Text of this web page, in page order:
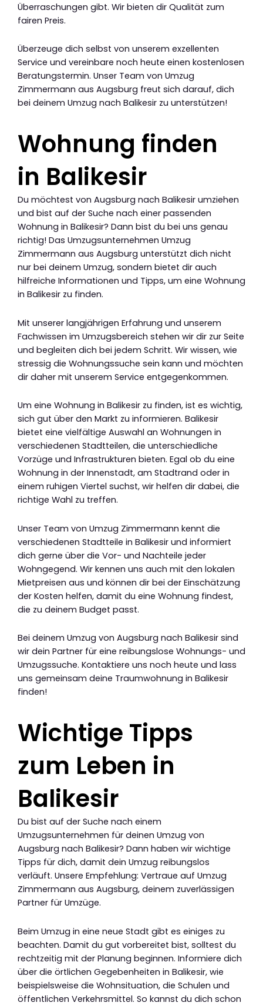
Überraschungen gibt. Wir bieten dir Qualität zum
fairen Preis.
Überzeuge dich selbst von unserem exzellenten
Service und vereinbare noch heute einen kostenlosen
Beratungstermin. Unser Team von Umzug
Zimmermann aus Augsburg freut sich darauf, dich
bei deinem Umzug nach Balikesir zu unterstützen!
Wohnung finden
in Balikesir
Du möchtest von Augsburg nach Balikesir umziehen
und bist auf der Suche nach einer passenden
Wohnung in Balikesir? Dann bist du bei uns genau
richtig! Das Umzugsunternehmen Umzug
Zimmermann aus Augsburg unterstützt dich nicht
nur bei deinem Umzug, sondern bietet dir auch
hilfreiche Informationen und Tipps, um eine Wohnung
in Balikesir zu finden.
Mit unserer langjährigen Erfahrung und unserem
Fachwissen im Umzugsbereich stehen wir dir zur Seite
und begleiten dich bei jedem Schritt. Wir wissen, wie
stressig die Wohnungssuche sein kann und möchten
dir daher mit unserem Service entgegenkommen.
Um eine Wohnung in Balikesir zu finden, ist es wichtig,
sich gut über den Markt zu informieren. Balikesir
bietet eine vielfältige Auswahl an Wohnungen in
verschiedenen Stadtteilen, die unterschiedliche
Vorzüge und Infrastrukturen bieten. Egal ob du eine
Wohnung in der Innenstadt, am Stadtrand oder in
einem ruhigen Viertel suchst, wir helfen dir dabei, die
richtige Wahl zu treffen.
Unser Team von Umzug Zimmermann kennt die
verschiedenen Stadtteile in Balikesir und informiert
dich gerne über die Vor- und Nachteile jeder
Wohngegend. Wir kennen uns auch mit den lokalen
Mietpreisen aus und können dir bei der Einschätzung
der Kosten helfen, damit du eine Wohnung findest,
die zu deinem Budget passt.
Bei deinem Umzug von Augsburg nach Balikesir sind
wir dein Partner für eine reibungslose Wohnungs- und
Umzugssuche. Kontaktiere uns noch heute und lass
uns gemeinsam deine Traumwohnung in Balikesir
finden!
Wichtige Tipps
zum Leben in
Balikesir
Du bist auf der Suche nach einem
Umzugsunternehmen für deinen Umzug von
Augsburg nach Balikesir? Dann haben wir wichtige
Tipps für dich, damit dein Umzug reibungslos
verläuft. Unsere Empfehlung: Vertraue auf Umzug
Zimmermann aus Augsburg, deinem zuverlässigen
Partner für Umzüge.
Beim Umzug in eine neue Stadt gibt es einiges zu
beachten. Damit du gut vorbereitet bist, solltest du
rechtzeitig mit der Planung beginnen. Informiere dich
über die örtlichen Gegebenheiten in Balikesir, wie
beispielsweise die Wohnsituation, die Schulen und
öffentlichen Verkehrsmittel. So kannst du dich schon